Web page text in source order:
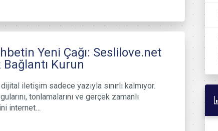
Yeni Çağı: Seslilove.net
Bağlantı Kurun
iletişim sadece yazıyla sınırlı kalmıyor.
tonlamalarını ve gerçek zamanlı
internet…